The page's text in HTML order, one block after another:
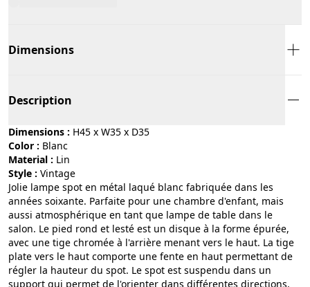
Dimensions
Description
Dimensions : H45 x W35 x D35
Color :
blanc
Material :
lin
Style :
vintage
Jolie lampe spot en métal laqué blanc fabriquée dans les
années soixante. Parfaite pour une chambre d'enfant, mais
aussi atmosphérique en tant que lampe de table dans le
salon. Le pied rond et lesté est un disque à la forme épurée,
avec une tige chromée à l'arrière menant vers le haut. La tige
plate vers le haut comporte une fente en haut permettant de
régler la hauteur du spot. Le spot est suspendu dans un
support qui permet de l'orienter dans différentes directions,